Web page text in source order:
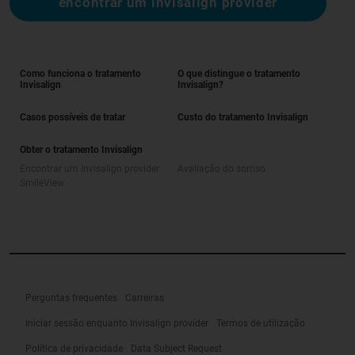
Como funciona o tratamento
Invisalign
O que distingue o tratamento
Invisalign?
Casos possíveis de tratar Custo do tratamento Invisalign
Obter o tratamento Invisalign
Perguntas frequentes Carreiras
Iniciar sessão enquanto Invisalign provider Termos de utilização
Política de privacidade Data Subject Request